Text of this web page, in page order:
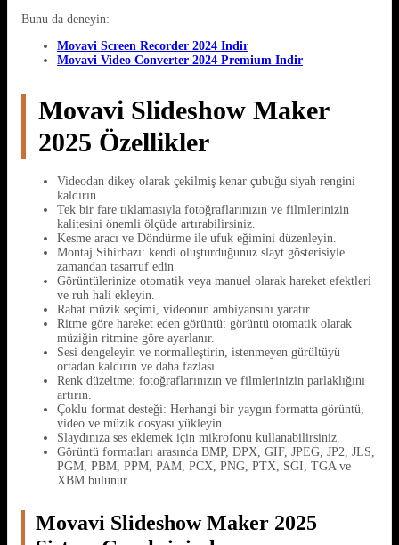
Bunu da deneyin:
Movavi Screen Recorder 2024 Indir
Movavi Video Converter 2024 Premium Indir
Movavi Slideshow Maker
2025 Özellikler
Videodan dikey olarak çekilmiş kenar çubuğu siyah rengini
kaldırın.
Tek bir fare tıklamasıyla fotoğraflarınızın ve filmlerinizin
kalitesini önemli ölçüde artırabilirsiniz.
Kesme aracı ve Döndürme ile ufuk eğimini düzenleyin.
Montaj Sihirbazı: kendi oluşturduğunuz slayt gösterisiyle
zamandan tasarruf edin
Görüntülerinize otomatik veya manuel olarak hareket efektleri
ve ruh hali ekleyin.
Rahat müzik seçimi, videonun ambiyansını yaratır.
Ritme göre hareket eden görüntü: görüntü otomatik olarak
müziğin ritmine göre ayarlanır.
Sesi dengeleyin ve normalleştirin, istenmeyen gürültüyü
ortadan kaldırın ve daha fazlası.
Renk düzeltme: fotoğraflarınızın ve filmlerinizin parlaklığını
artırın.
Çoklu format desteği: Herhangi bir yaygın formatta görüntü,
video ve müzik dosyası yükleyin.
Slaydınıza ses eklemek için mikrofonu kullanabilirsiniz.
Görüntü formatları arasında BMP, DPX, GIF, JPEG, JP2, JLS,
PGM, PBM, PPM, PAM, PCX, PNG, PTX, SGI, TGA ve
XBM bulunur.
Movavi Slideshow Maker 2025